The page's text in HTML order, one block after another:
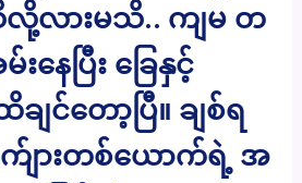
လားမသိ.. ကျမ တ
ေပြီး ခြေနှင့်
ျင်တော့ပြီ။ ချစ်ရ
ျားတစ်ယောက်ရဲ့ အ